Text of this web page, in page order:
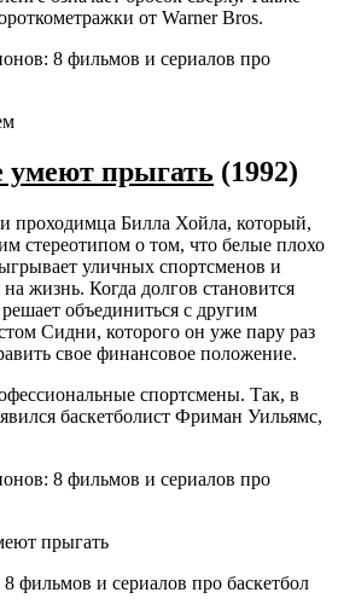
от Warner Bros.
прыгать (1992)
проходимца Билла Хойла, который,
стереотипом о том, что белые плохо
уличных спортсменов и
на жизнь. Когда долгов становится
объединиться с другим
Сидни, которого он уже пару раз
свое финансовое положение.
спортсмены. Так, в
баскетболист Фриман Уильямс,
прыгать